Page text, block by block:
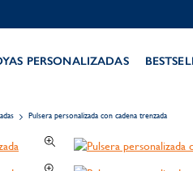
PERSONALIZADAS
Pulsera personalizada con cadena trenzada